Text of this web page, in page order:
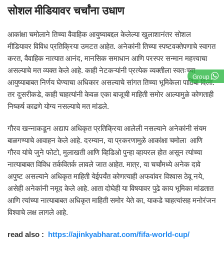
Group
सोशल मीडियावर चर्चांना उधाण
आकांक्षा चमोलाने तिच्या वैवाहिक आयुष्याबद्दल केलेल्या खुलाशानंतर सोशल
मीडियावर विविध प्रतिक्रिया उमटत आहेत. अनेकांनी तिच्या स्पष्टवक्तेपणाचे स्वागत
करत, वैवाहिक नात्यात आनंद, मानसिक समाधान आणि परस्पर सन्मान महत्त्वाचा
असल्याचे मत व्यक्त केले आहे. काही नेटकऱ्यांनी प्रत्येक व्यक्तीला स्वतःच्या
आयुष्याबाबत निर्णय घेण्याचा अधिकार असल्याचे सांगत तिच्या भूमिकेला पाठिंबा दिला.
तर दुसरीकडे, काही चाहत्यांनी केवळ एका बाजूची माहिती समोर आल्यामुळे कोणताही
निष्कर्ष काढणे योग्य नसल्याचे मत मांडले.
गौरव खन्नाकडून अद्याप अधिकृत प्रतिक्रिया आलेली नसल्याने अनेकांनी संयम
बाळगण्याचे आवाहन केले आहे. दरम्यान, या प्रकरणामुळे आकांक्षा चमोला आणि
गौरव यांचे जुने फोटो, मुलाखती आणि व्हिडिओ पुन्हा व्हायरल होत असून त्यांच्या
नात्याबाबत विविध तर्कवितर्क लावले जात आहेत. मात्र, या चर्चांमध्ये अनेक दावे
अपुष्ट असल्याने अधिकृत माहिती येईपर्यंत कोणत्याही अफवांवर विश्वास ठेवू नये,
असेही अनेकांनी नमूद केले आहे. आता दोघेही या विषयावर पुढे काय भूमिका मांडतात
आणि त्यांच्या नात्याबाबत अधिकृत माहिती समोर येते का, याकडे चाहत्यांसह मनोरंजन
विश्वाचे लक्ष लागले आहे.
read also : https://ajinkyabharat.com/fifa-world-cup/